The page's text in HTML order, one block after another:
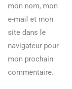
mon nom, mon
e-mail et mon
site dans le
navigateur pour
mon prochain
commentaire.